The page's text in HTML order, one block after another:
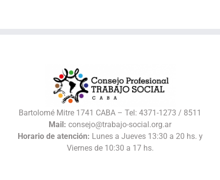
Bartolomé Mitre 1741 CABA – Tel: 4371-1273 / 8511
Mail: consejo@trabajo-social.org.ar
Horario de atención: Lunes a Jueves 13:30 a 20 hs. y
Viernes de 10:30 a 17 hs.